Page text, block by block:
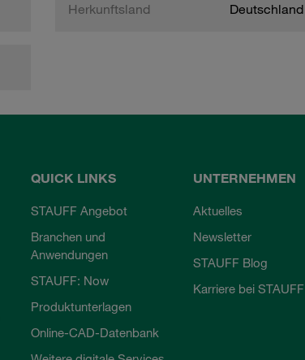
Herkunftsland Deutschland
QUICK LINKS
STAUFF Angebot
Branchen und
Anwendungen
STAUFF: Now
Produktunterlagen
Online-CAD-Datenbank
UNTERNEHMEN
Aktuelles
Newsletter
STAUFF Blog
Karriere bei STAUFF